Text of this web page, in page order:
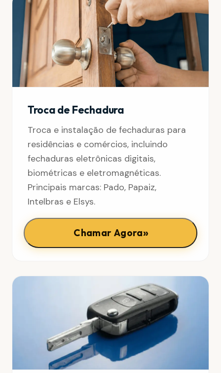
Troca de Fechadura
Troca e instalação de fechaduras para
residências e comércios, incluindo
fechaduras eletrônicas digitais,
biométricas e eletromagnéticas.
Principais marcas: Pado, Papaiz,
Intelbras e Elsys.
Chamar Agora»